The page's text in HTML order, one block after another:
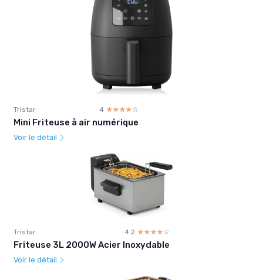
Tristar 4 ☆☆☆☆☆
★★★★★
Mini Friteuse à air numérique
Voir le détail
Tristar 4.2 ☆☆☆☆☆
★★★★★
Friteuse 3L 2000W Acier Inoxydable
Voir le détail